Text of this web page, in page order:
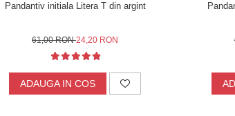
Pandantiv initiala Litera T din argint
61,00 RON24,20 RON
ADAUGA IN COS